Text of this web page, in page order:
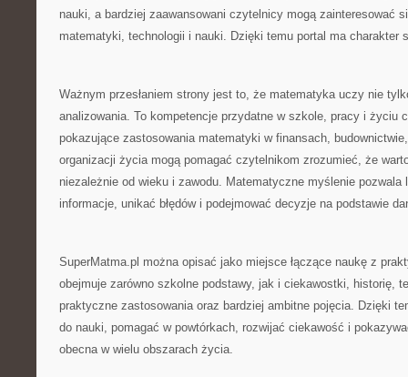
nauki, a bardziej zaawansowani czytelnicy mogą zainteresować
matematyki, technologii i nauki. Dzięki temu portal ma charakter
Ważnym przesłaniem strony jest to, że matematyka uczy nie
analizowania. To kompetencje przydatne w szkole, pracy i życiu
pokazujące zastosowania matematyki w finansach,
organizacji życia mogą pomagać czytelnikom zrozumieć, że
niezależnie od wieku i zawodu. Matematyczne myślenie pozwala
informacje, unikać błędów i podejmować decyzje na podstawie
SuperMatma.pl można opisać jako miejsce łączące naukę z
obejmuje zarówno szkolne podstawy, jak i ciekawostki, historię,
praktyczne zastosowania oraz bardziej ambitne pojęcia. Dzięki
do nauki, pomagać w powtórkach, rozwijać ciekawość i
obecna w wielu obszarach życia.